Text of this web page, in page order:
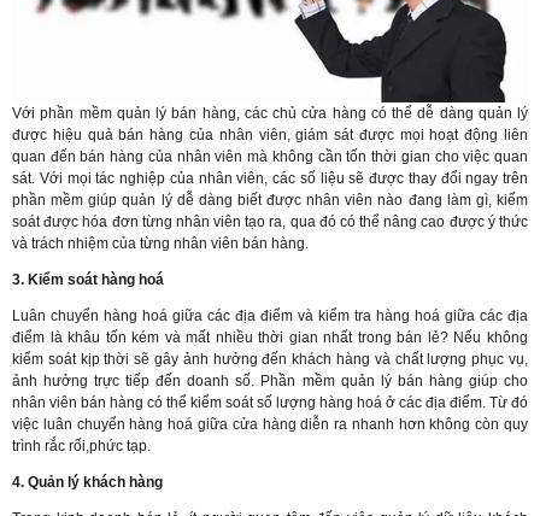
Với phần mềm quản lý bán hàng, các chủ cửa hàng có thể dễ dàng quản lý
được hiệu quả bán hàng của nhân viên, giám sát được mọi hoạt động liên
quan đến bán hàng của nhân viên mà không cần tốn thời gian cho việc quan
sát. Với mọi tác nghiệp của nhân viên, các số liệu sẽ được thay đổi ngay trên
phần mềm giúp quản lý dễ dàng biết được nhân viên nào đang làm gì, kiểm
soát được hóa đơn từng nhân viên tạo ra, qua đó có thể nâng cao được ý thức
và trách nhiệm của từng nhân viên bán hàng.
3. Kiểm soát hàng hoá
Luân chuyển hàng hoá giữa các địa điểm và kiểm tra hàng hoá giữa các địa
điểm là khâu tốn kém và mất nhiều thời gian nhất trong bán lẻ? Nếu không
kiểm soát kịp thời sẽ gây ảnh hưởng đến khách hàng và chất lượng phục vụ,
ảnh hưởng trực tiếp đến doanh số. Phần mềm quản lý bán hàng giúp cho
nhân viên bán hàng có thể kiểm soát số lượng hàng hoá ở các địa điểm. Từ đó
việc luân chuyển hàng hoá giữa cửa hàng diễn ra nhanh hơn không còn quy
trình rắc rối,phức tạp.
4. Quản lý khách hàng